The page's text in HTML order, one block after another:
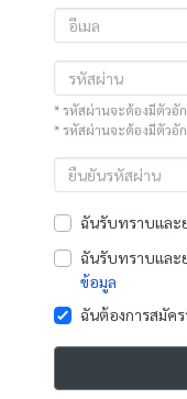
* รหัสผ่านจะต้องมีตัวอั
* รหัสผ่านจะต้องมีตัวอั
ฉันรับทราบและ
ฉันรับทราบและ
ข้อมูล
ฉันต้องการสมัค